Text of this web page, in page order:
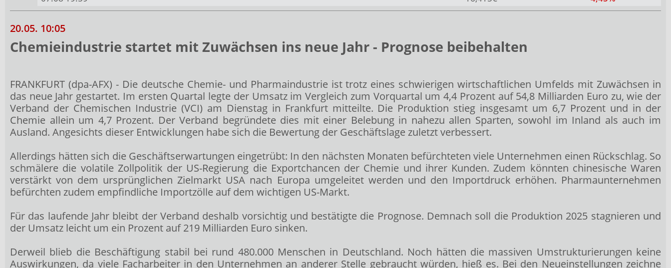
20.05. 10:05
Chemieindustrie startet mit Zuwächsen ins neue Jahr - Prognose beibehalten
FRANKFURT (dpa-AFX) - Die deutsche Chemie- und Pharmaindustrie ist trotz eines schwierigen wirtschaftlichen Umfelds mit Zuwächsen in
das neue Jahr gestartet. Im ersten Quartal legte der Umsatz im Vergleich zum Vorquartal um 4,4 Prozent auf 54,8 Milliarden Euro zu, wie der
Verband der Chemischen Industrie (VCI) am Dienstag in Frankfurt mitteilte. Die Produktion stieg insgesamt um 6,7 Prozent und in der
Chemie allein um 4,7 Prozent. Der Verband begründete dies mit einer Belebung in nahezu allen Sparten, sowohl im Inland als auch im
Ausland. Angesichts dieser Entwicklungen habe sich die Bewertung der Geschäftslage zuletzt verbessert.
Allerdings hätten sich die Geschäftserwartungen eingetrübt: In den nächsten Monaten befürchteten viele Unternehmen einen Rückschlag. So
schmälere die volatile Zollpolitik der US-Regierung die Exportchancen der Chemie und ihrer Kunden. Zudem könnten chinesische Waren
verstärkt von dem ursprünglichen Zielmarkt USA nach Europa umgeleitet werden und den Importdruck erhöhen. Pharmaunternehmen
befürchten zudem empfindliche Importzölle auf dem wichtigen US-Markt.
Für das laufende Jahr bleibt der Verband deshalb vorsichtig und bestätigte die Prognose. Demnach soll die Produktion 2025 stagnieren und
der Umsatz leicht um ein Prozent auf 219 Milliarden Euro sinken.
Derweil blieb die Beschäftigung stabil bei rund 480.000 Menschen in Deutschland. Noch hätten die massiven Umstrukturierungen keine
Auswirkungen, da viele Facharbeiter in den Unternehmen an anderer Stelle gebraucht würden, hieß es. Bei den Neueinstellungen zeichne